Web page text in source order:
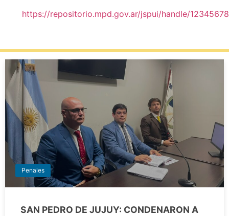
https://repositorio.mpd.gov.ar/jspui/handle/
Penales
SAN PEDRO DE JUJUY: CONDENARON A